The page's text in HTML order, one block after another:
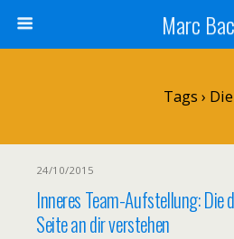
Marc
Tags ›
24/10/2015
Inneres Team-Aufstellung: Die
Seite an dir verstehen